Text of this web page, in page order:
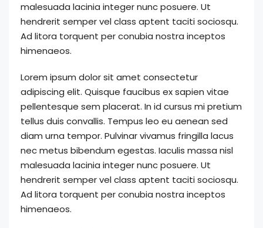
malesuada lacinia integer nunc posuere. Ut
hendrerit semper vel class aptent taciti sociosqu.
Ad litora torquent per conubia nostra inceptos
himenaeos.
Lorem ipsum dolor sit amet consectetur
adipiscing elit. Quisque faucibus ex sapien vitae
pellentesque sem placerat. In id cursus mi pretium
tellus duis convallis. Tempus leo eu aenean sed
diam urna tempor. Pulvinar vivamus fringilla lacus
nec metus bibendum egestas. Iaculis massa nisl
malesuada lacinia integer nunc posuere. Ut
hendrerit semper vel class aptent taciti sociosqu.
Ad litora torquent per conubia nostra inceptos
himenaeos.